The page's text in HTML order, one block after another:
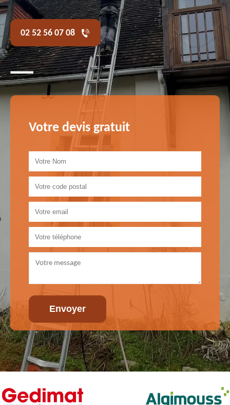
02 52 56 07 08
Votre devis gratuit